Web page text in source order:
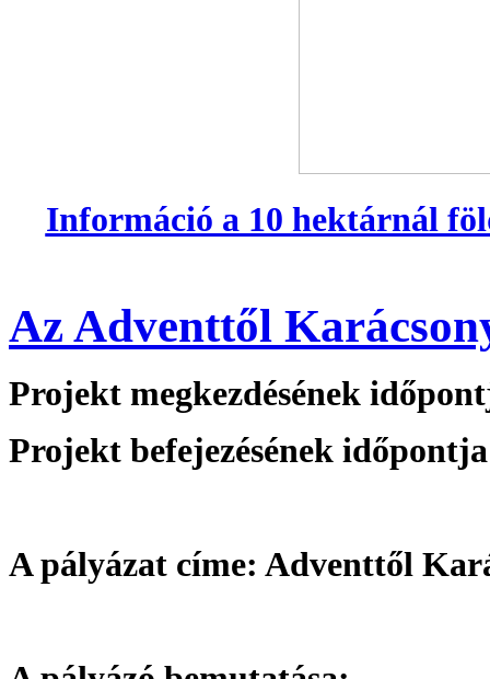
Információ a 10 hektárnál
Az Adventtől
Projekt megkezdésének
Projekt befejezésének
A pályázat címe: Adventtől